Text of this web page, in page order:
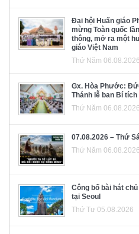
Đại hội Huấn giáo
mừng Toàn quốc
thông, mở ra một
giáo Việt Nam
Thứ Năm 06.08.2026
Gx. Hòa Phước:
Thánh lễ ban Bí
Thứ Năm 06.08.2026
07.08.2026 – Thứ
Thứ Năm 06.08.2026
Công bố bài hát
tại Seoul
Thứ Tư 05.08.2026